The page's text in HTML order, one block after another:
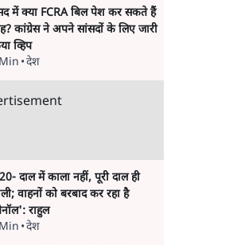
में क्या FCRA बिल पेश कर सकते हैं
कांग्रेस ने अपने सांसदों के लिए जारी
व्हिप
•देश
दाल में काला नहीं, पूरी दाल ही
वाहनों को बरबाद कर रहा है
राहुल
•देश